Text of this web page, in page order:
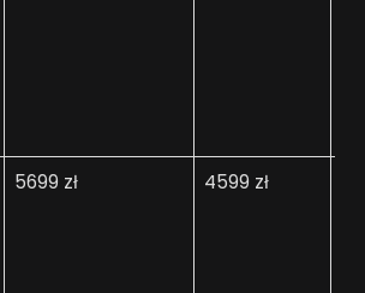
5699 zł 4599 zł